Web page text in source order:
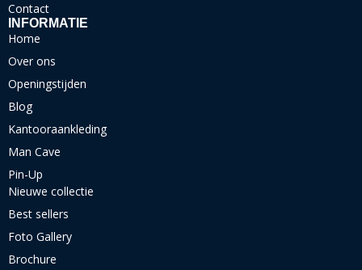
Contact
INFORMATIE
Home
Over ons
Openingstijden
Blog
Kantooraankleding
Man Cave
Pin-Up
Nieuwe collectie
Best sellers
Foto Gallery
Brochure